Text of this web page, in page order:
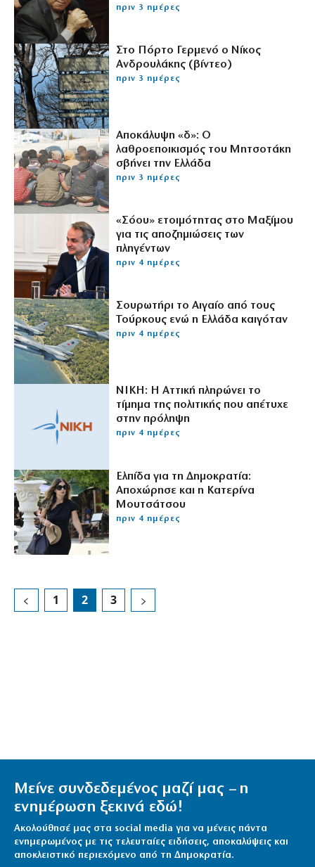
πριν 3 ημέρες
Στο Πόρτο Γερμενό ο Νίκος
Ανδρουλάκης (βίντεο)
πριν 3 ημέρες
Αποκάλυψη «δ»: Ο
λαθροεποικισμός του Μητσοτάκη
σβήνει την Ελλάδα
πριν 3 ημέρες
«Σόου» ετοιμότητας στο Μαξίμου
για τις αποζημιώσεις των
πληγέντων
πριν 4 ημέρες
Σουρωτήρι το Αιγαίο από τους
Τούρκους ενώ η Ελλάδα καιγόταν
πριν 4 ημέρες
ΝΙΚΗ: Η Αττική πληρώνει το
τίμημα της πολιτικής που απέτυχε
στην πρόληψη
πριν 4 ημέρες
Ελπίδα για τη Δημοκρατία:
Αποχώρησε και η Κατερίνα
Μουτσάτσου
πριν 4 ημέρες
1 2 3
Μείνε συνδεδεμένος μαζί μας – η
ενημέρωση ξεκινά εδώ!
Ακολούθησέ μας στα social media για να μένεις πάντα
ενημερωμένος με τις τελευταίες ειδήσεις, αποκαλύψεις και
αποκλειστικό περιεχόμενο από τη Δημοκρατία.